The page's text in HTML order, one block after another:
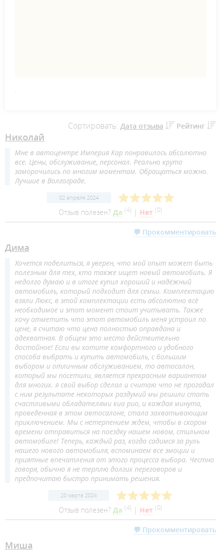
.
Сортировать: Дата отзыва Рейтинг
Николай
Мне в автоцентре Империя Кар понравилось абсолютно
все. Цены, обслуживание, персонал. Реально круто
заморочились по многим моментам. Обращаться можно.
Лучшие в Волгограде.
02 апреля 2024
Отзыв полезен? Да (4) | Нет (0)
💬 Прокомментировать
Дима
Хочется поделиться, я уверен, что мой опыт может быть
полезным для тех, кто также ищет новый автомобиль. Я
недолго думаю и в итоге купил хороший и надёжный
автомобиль, который подходит для семьи. Комплектацию
взяли Люкс, в этой комплектации есть абсолютно всё
необходимое и этот момент стоит учитывать. Также
хочу отметить что этот автомобиль меня устроил по
цене, я считаю что цена полностью оправдана и
адекватная. В общем это место действительно
достойное! Если вы хотите комфортного и удобного
способа выбрать и купить автомобиль, с большим
выбором и отличным обслуживанием, то автосалон,
который мы посетили, является прекрасным вариантом
для многих. я свой выбор сделал и считаю что не прогадал
с ним результате некоторых раздумий мы решили стать
счастливыми обладателями киа рио, и каждая минута,
проведенная в этом автосалоне, стала захватывающим
приключением. Мы с нетерпением ждем, чтобы в скором
времени отправиться на поездку нашем новом, стильном
автомобиле! Теперь, каждый раз, когда садимся за руль
нашего нового автомобиля, вспоминаем все эмоции и
приятные впечатления от этого процесса выбора. Честно
говоря, обычно я не терплю долгих переговоров и
предпочитаю быстро принимать решения.
20 марта 2024
Отзыв полезен? Да (4) | Нет (0)
💬 Прокомментировать
Миша